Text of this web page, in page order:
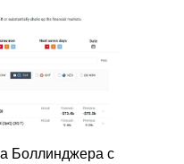
Боллинджера с